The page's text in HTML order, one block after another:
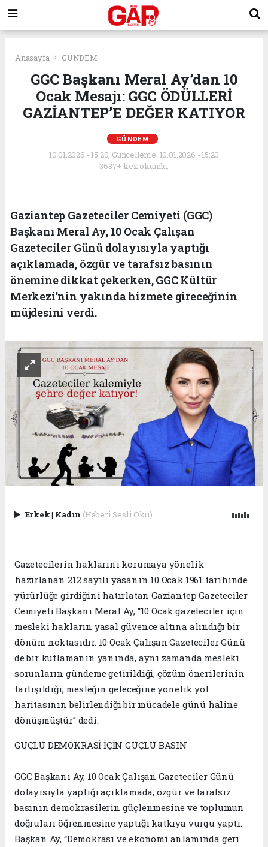
Anasayfa GÜNDEM
GGC Başkanı Meral Ay’dan 10
Ocak Mesajı: GGC ÖDÜLLERİ
GAZİANTEP’E DEĞER KATIYOR
GÜNDEM
10.01.2026 - 15:20, Güncelleme: 10.01.2026 - 15:20
3637+ kez okundu.
Gaziantep Gazeteciler Cemiyeti (GGC)
Başkanı Meral Ay, 10 Ocak Çalışan
Gazeteciler Günü dolayısıyla yaptığı
açıklamada, özgür ve tarafsız basının
önemine dikkat çekerken, GGC Kültür
Merkezi’nin yakında hizmete gireceğinin
müjdesini verdi.
Erkek| Kadın (Haberi Sesli Oku)
Gazetecilerin haklarını korumaya yönelik
hazırlanan 212 sayılı yasanın 10 Ocak 1961 tarihinde
yürürlüğe girdiğini hatırlatan Gaziantep Gazeteciler
Cemiyeti Başkanı Meral Ay, “10 Ocak gazeteciler için
mesleki hakların yasal güvence altına alındığı bir
dönüm noktasıdır. 10 Ocak Çalışan Gazeteciler Günü
de bir kutlamanın yanında, aynı zamanda mesleki
sorunların gündeme getirildiği, çözüm önerilerinin
tartışıldığı, mesleğin geleceğine yönelik yol
haritasının belirlendiği bir mücadele günü haline
dönüşmüştür” dedi.
GÜÇLÜ DEMOKRASİ İÇİN GÜÇLÜ BASIN
GGC Başkanı Ay, 10 Ocak Çalışan Gazeteciler Günü
dolayısıyla yaptığı açıklamada, özgür ve tarafsız
basının demokrasilerin güçlenmesine ve toplumun
doğruları öğrenmesine yaptığı katkıya vurgu yaptı.
Başkan Ay, “Demokrasi ve ekonomi anlamında geri